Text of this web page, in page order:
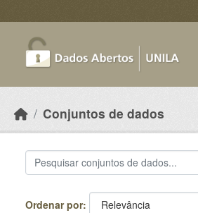
Conjuntos de dados
Ordenar por